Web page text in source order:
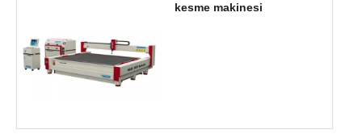
kesme makinesi